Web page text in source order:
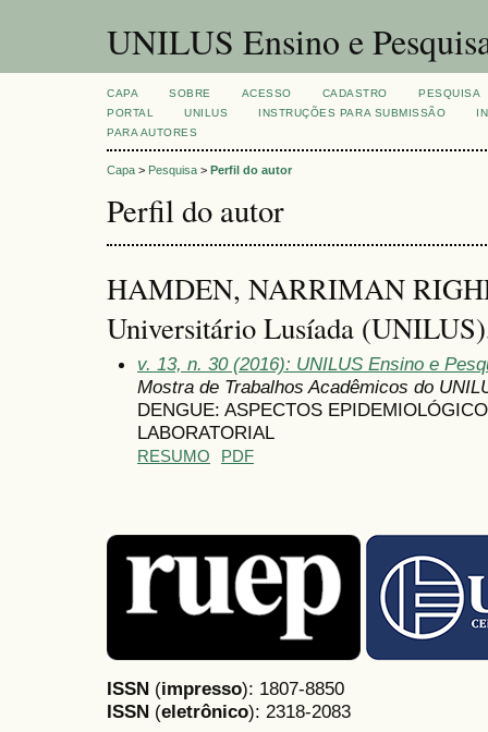
UNILUS Ensino e
CAPA SOBRE ACESSO CADASTRO
PESQUISA
PORTAL
UNILUS INSTRUÇÕES PARA SUBMISSÃO
PARA AUTORES
Capa > Pesquisa > Perfil do autor
Perfil do autor
HAMDEN, NARRIMAN
Universitário Lusíada
v. 13, n. 30 (2016): UNILUS Ensino e
Mostra de Trabalhos Acadêmicos do
DENGUE: ASPECTOS
LABORATORIAL
RESUMO PDF
ISSN (impresso): 1807-8850
ISSN (eletrônico): 2318-2083